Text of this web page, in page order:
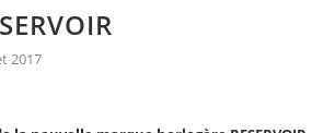
2017